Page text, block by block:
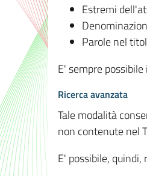
Estremi
Parole nel
E' sempre
Ricerca avanzata
Tale modalità
non contenute nel
E' possibile,